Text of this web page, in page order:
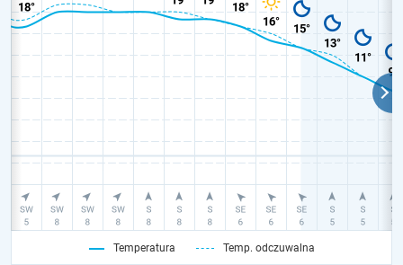
Temperatura Temp. odczuwalna